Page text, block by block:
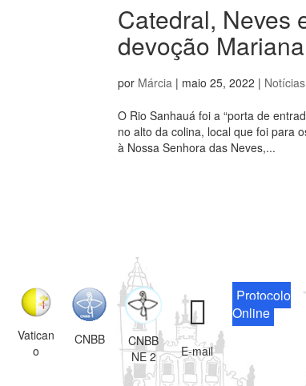
Catedral, Neves
devoção
por Márcia | maio 25, 2022 | Notícias
O Rio Sanhauá foi a “porta de
no alto da colina, local que foi para
à Nossa Senhora das Neves,...
Vatican
o
CNBB
CNBB
NE 2
E-mail
Protocolo
Online